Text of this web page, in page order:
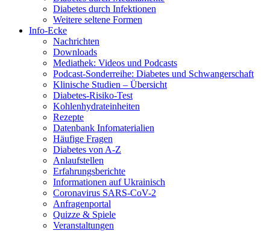
Diabetes durch Infektionen
Weitere seltene Formen
Info-Ecke
Nachrichten
Downloads
Mediathek: Videos und Podcasts
Podcast-Sonderreihe: Diabetes und Schwangerschaft
Klinische Studien – Übersicht
Diabetes-Risiko-Test
Kohlenhydrateinheiten
Rezepte
Datenbank Infomaterialien
Häufige Fragen
Diabetes von A-Z
Anlaufstellen
Erfahrungsberichte
Informationen auf Ukrainisch
Coronavirus SARS-CoV-2
Anfragenportal
Quizze & Spiele
Veranstaltungen